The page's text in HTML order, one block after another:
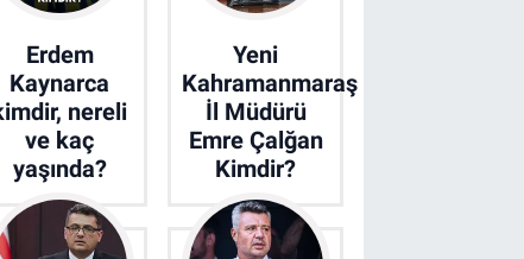
Erdem
Kaynarca
nereli
ve kaç
yaşında?
Yeni
Kahramanmaraş
İl Müdürü
Emre Çalğan
Kimdir?